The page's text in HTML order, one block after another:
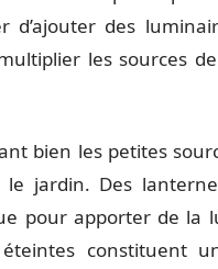
d’ajouter des
les sources
bien les petites
le jardin. Des
pour apporter de la
constituent